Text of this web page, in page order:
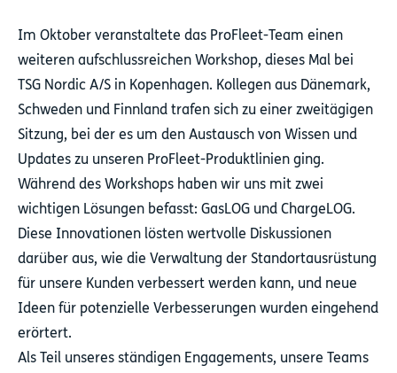
Im Oktober veranstaltete das ProFleet-Team einen
weiteren aufschlussreichen Workshop, dieses Mal bei
TSG Nordic A/S in Kopenhagen. Kollegen aus Dänemark,
Schweden und Finnland trafen sich zu einer zweitägigen
Sitzung, bei der es um den Austausch von Wissen und
Updates zu unseren ProFleet-Produktlinien ging.
Während des Workshops haben wir uns mit zwei
wichtigen Lösungen befasst: GasLOG und ChargeLOG.
Diese Innovationen lösten wertvolle Diskussionen
darüber aus, wie die Verwaltung der Standortausrüstung
für unsere Kunden verbessert werden kann, und neue
Ideen für potenzielle Verbesserungen wurden eingehend
erörtert.
Als Teil unseres ständigen Engagements, unsere Teams